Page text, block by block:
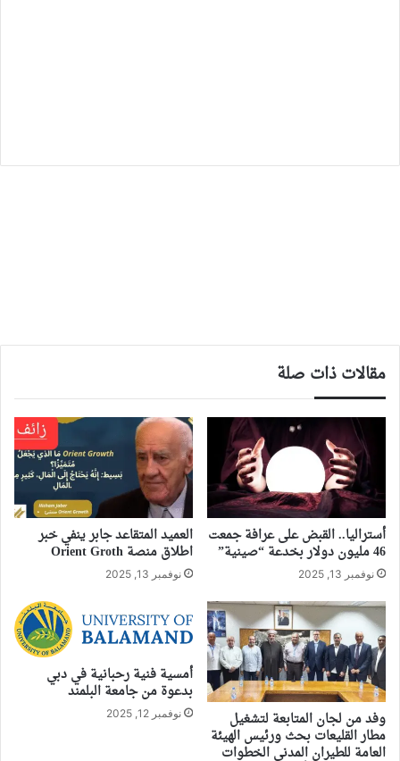
مقالات ذات صلة
أستراليا.. القبض على عرافة جمعت
46 مليون دولار بخدعة “صينية”
نوفمبر 13, 2025
العميد المتقاعد جابر ينفي خبر
اطلاق منصة Orient Groth
نوفمبر 13, 2025
وفد من لجان المتابعة لتشغيل
مطار القليعات بحث ورئيس الهيئة
العامة للطيران المدني الخطوات
أمسية فنية رحبانية في دبي
بدعوة من جامعة البلمند
نوفمبر 12, 2025